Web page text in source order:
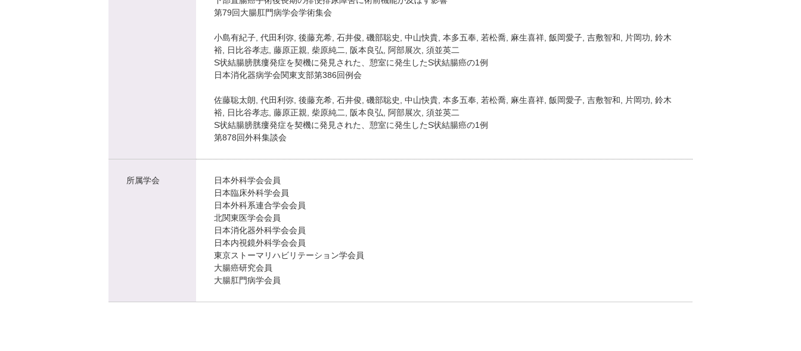
第79回大腸肛門病学会学術集会
小島有紀子, 代田利弥, 後藤充希, 石井俊, 磯部聡史, 中山快貴, 本多五奉, 若松喬, 麻生喜祥, 飯岡愛子, 吉敷智和, 片岡功, 鈴木
裕, 日比谷孝志, 藤原正親, 柴原純二, 阪本良弘, 阿部展次, 須並英二
S状結腸膀胱瘻発症を契機に発見された、憩室に発生したS状結腸癌の1例
日本消化器病学会関東支部第386回例会
佐藤聡太朗, 代田利弥, 後藤充希, 石井俊, 磯部聡史, 中山快貴, 本多五奉, 若松喬, 麻生喜祥, 飯岡愛子, 吉敷智和, 片岡功, 鈴木
裕, 日比谷孝志, 藤原正親, 柴原純二, 阪本良弘, 阿部展次, 須並英二
S状結腸膀胱瘻発症を契機に発見された、憩室に発生したS状結腸癌の1例
第878回外科集談会
所属学会
日本外科学会会員
日本臨床外科学会員
日本外科系連合学会会員
北関東医学会会員
日本消化器外科学会会員
日本内視鏡外科学会会員
東京ストーマリハビリテーション学会員
大腸癌研究会員
大腸肛門病学会員